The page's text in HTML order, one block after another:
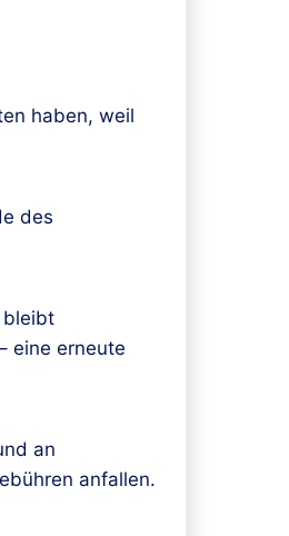
haben, weil
des
bleibt
eine erneute
an
anfallen.